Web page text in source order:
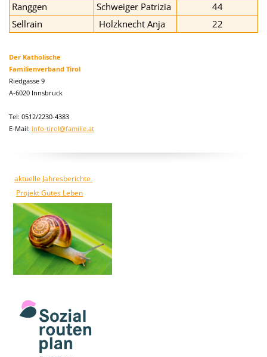
Ranggen Schweiger Patrizia
44
Sellrain
Holzknecht Anja 22
Der Katholische
Familienverband Tirol
Riedgasse 9
A-6020 Innsbruck
Tel: 0512/2230-4383
E-Mail: info-tirol@familie.at
aktuelle Jahresberichte
Projekt Gutes Leben